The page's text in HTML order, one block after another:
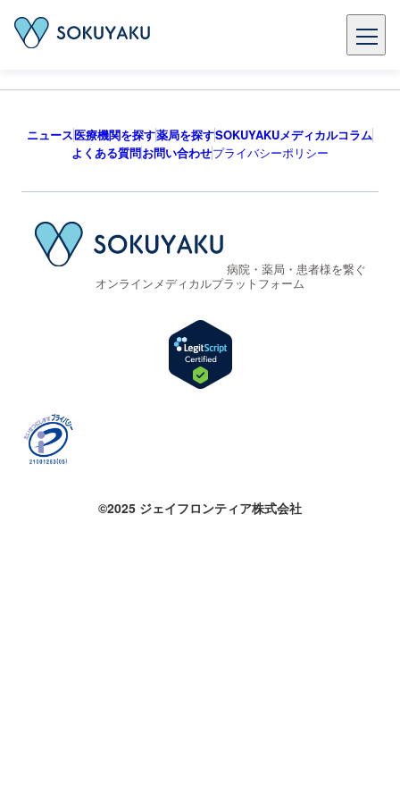
ニュース医療機関を探す薬局を探すSOKUYAKUメディカルコラム
よくある質問お問い合わせプライバシーポリシー
病院・薬局・患者様を繋ぐ
オンラインメディカルプラットフォーム
©2025 ジェイフロンティア株式会社